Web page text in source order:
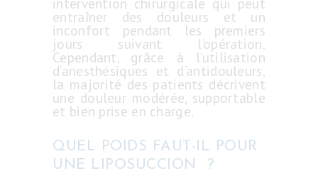
entraîner des douleurs et un
inconfort pendant les premiers
jours suivant l’opération.
Cependant, grâce à l’utilisation
d’anesthésiques et d’antidouleurs,
la majorité des patients décrivent
une douleur modérée, supportable
et bien prise en charge.
QUEL POIDS FAUT-IL POUR
UNE LIPOSUCCION ?